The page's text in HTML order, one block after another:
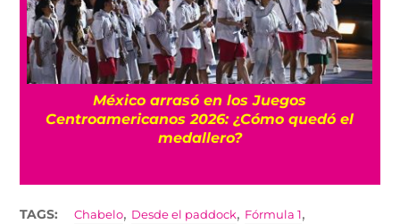
México arrasó en los Juegos
Centroamericanos 2026: ¿Cómo quedó el
medallero?
TAGS: Chabelo, Desde el paddock, Fórmula 1,